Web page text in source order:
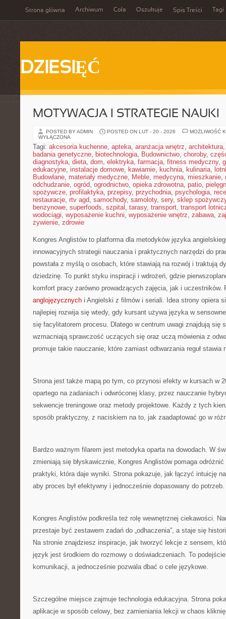
Strona główna Archiwum Cola Oszukuje Spis Treści Tagi
DZIESIĘĆ
MOTYWACJA I STRATEGIE NAUKI
POSTED BY ADMIN POSTED ON LUT - 20 - 2026
MOŻLIWOŚĆ
WYŁĄCZONA
Tagi: akcesoria kuchenne, apteka, aranżacja wnętrz, architektura
badania genetyczne, biotechnologia, Budownictwo, choroby,
diagnostyka, dieta, dom, elektryka, farmacja, fitness medyczny,
edukacyjne, instalacje domowe, kawiarnie, kuchnia, kulinaria,
Budowlane, materiały medyczne, Meble, medycyna, mieszkanie,
odchudzanie, ogród, ogrodnictwo, opieka zdrowotna, patio,
spożywcze, profilaktyka, przepisy, przychodnia, psychologia,
restauracje, rtv agd, samochody, samoloty, sery, sklep
benzynowe, superfoods, szpital , tarasy, transport, transport
wodociągi, wyposażenie kuchni, wyposażenie wnętrz, zabawa,
żywienie, zdrowie
Kongres Anglistów to platforma dla metodyków języka
innowacyjnych strategii nauczania i praktycznych narzędzi do
powstała z myślą o osobach, które stawiają na rozwój i traktują
dziedzinę. To punkt styku inspiracji i wdrożeń, gdzie
komfort pracy zarówno prowadzących zajęcia, jak i uczestników.
anglojęzycznych i Angielski z filmów i seriali. Idea strony opiera
najlepiej rozwija się wtedy, gdy kursant używa języka w
się facylitatorem procesu. Dlatego w centrum uwagi znajdują się
wzmacniają sprawczość uczących się oraz uczą mówienia z
promuje takie nauczanie, które zamiast odtwarzania reguł stawia
Strona jest także mapą po tym, co przynosi efekty w kursach w
opartego na zadaniach i odwróconej klasy, przez nauczanie
sekwencje treningowe oraz metody projektowe. Każdy z tych
sposób praktyczny, z naciskiem na to, jak zaadaptować go w
Bardzo ważnym filarem jest metodyka oparta na dowodach. W
zmieniają się błyskawicznie, Kongres Anglistów pomaga
praktyki, która daje wyniki. Strona pokazuje, jak łączyć intuicję
aby proces był efektywny i jednocześnie dopasowany do potrzeb.
Kongres Anglistów podkreśla też rolę wewnętrznej ciekawości.
przestaje być zestawem zadań do „odhaczenia”, a staje się
Na stronie znajdziesz inspiracje, jak tworzyć lekcje z sensem,
język jest środkiem do rozmowy o doświadczeniach. To
komunikacji, a jednocześnie pozwala dbać o cele językowe.
Szczególne miejsce zajmuje technologia edukacyjna. Strona
aplikacje w sposób celowy, bez zamieniania lekcji w chaos